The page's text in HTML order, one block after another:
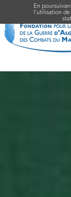
En
l’utilisation